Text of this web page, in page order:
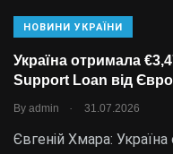
НОВИНИ УКРАЇНИ
Україна отримала
Support Loan від
By admin . 31.07.2026
Євгеній Хмара: